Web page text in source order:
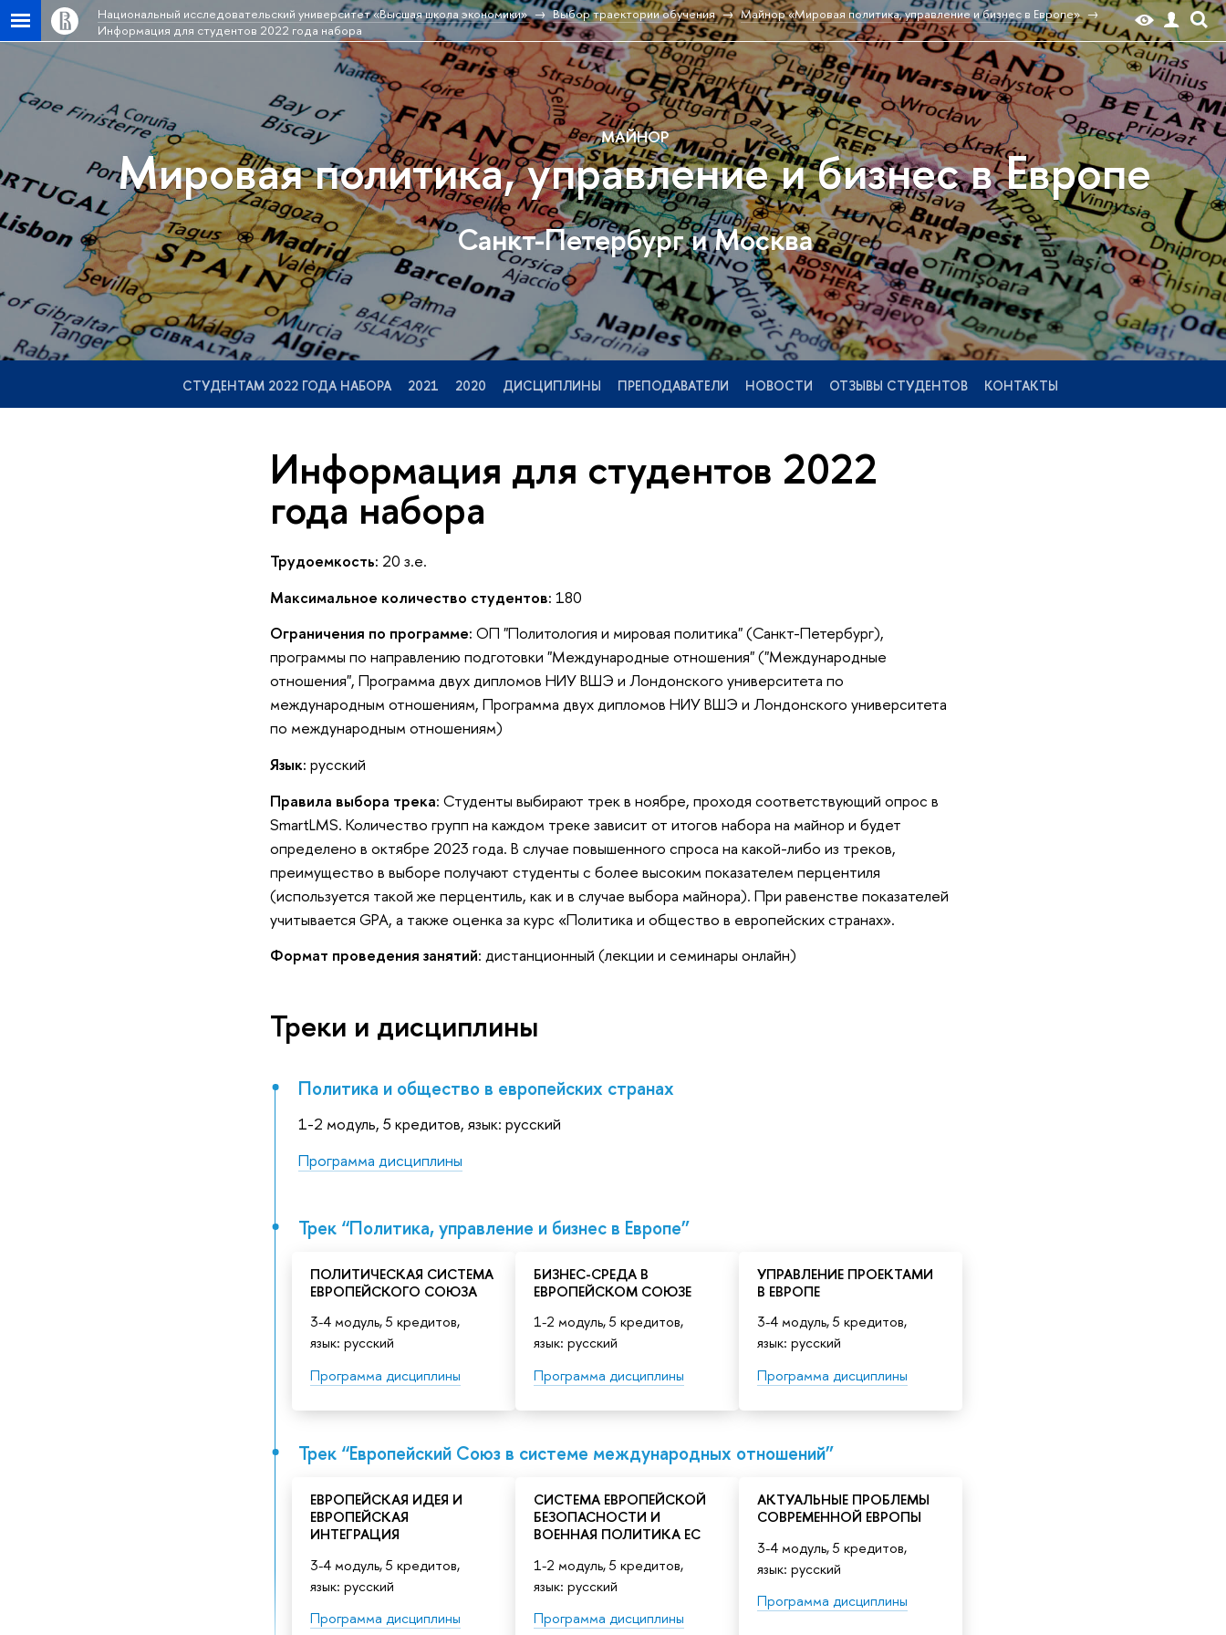
Национальный исследовательский университет «Высшая школа экономики» Выбор траектории обучения
Майнор «Мировая политика, управление и бизнес в Европе»
Информация для студентов 2022 года набора
МАЙНОР
Мировая политика, управление и бизнес в Европе
Санкт-Петербург и Москва
СТУДЕНТАМ 2022 ГОДА НАБОРА 2021 2020 ДИСЦИПЛИНЫ ПРЕПОДАВАТЕЛИ НОВОСТИ ОТЗЫВЫ СТУДЕНТОВ КОНТАКТЫ
Информация для студентов 2022
года набора
Трудоемкость: 20 з.e.
Максимальное количество студентов: 180
Ограничения по программе: ОП "Политология и мировая политика" (Санкт-Петербург),
программы по направлению подготовки "Международные отношения" ("Международные
отношения", Программа двух дипломов НИУ ВШЭ и Лондонского университета по
международным отношениям, Программа двух дипломов НИУ ВШЭ и Лондонского университета
по международным отношениям)
Язык: русский
Правила выбора трека: Студенты выбирают трек в ноябре, проходя соответствующий опрос в
SmartLMS. Количество групп на каждом треке зависит от итогов набора на майнор и будет
определено в октябре 2023 года. В случае повышенного спроса на какой-либо из треков,
преимущество в выборе получают студенты с более высоким показателем перцентиля
(используется такой же перцентиль, как и в случае выбора майнора). При равенстве показателей
учитывается GPA, а также оценка за курс «Политика и общество в европейских странах».
Формат проведения занятий: дистанционный (лекции и семинары онлайн)
Треки и дисциплины
Политика и общество в европейских странах
1-2 модуль, 5 кредитов, язык: русский
Программа дисциплины
Трек “Политика, управление и бизнес в Европе”
ПОЛИТИЧЕСКАЯ СИСТЕМА
ЕВРОПЕЙСКОГО СОЮЗА
3-4 модуль, 5 кредитов,
язык: русский
Программа дисциплины
БИЗНЕС-СРЕДА В
ЕВРОПЕЙСКОМ СОЮЗЕ
1-2 модуль, 5 кредитов,
язык: русский
Программа дисциплины
УПРАВЛЕНИЕ ПРОЕКТАМИ
В ЕВРОПЕ
3-4 модуль, 5 кредитов,
язык: русский
Программа дисциплины
Трек “Европейский Союз в системе международных отношений”
ЕВРОПЕЙСКАЯ ИДЕЯ И
ЕВРОПЕЙСКАЯ
ИНТЕГРАЦИЯ
3-4 модуль, 5 кредитов,
язык: русский
Программа дисциплины
СИСТЕМА ЕВРОПЕЙСКОЙ
БЕЗОПАСНОСТИ И
ВОЕННАЯ ПОЛИТИКА ЕС
1-2 модуль, 5 кредитов,
язык: русский
Программа дисциплины
АКТУАЛЬНЫЕ ПРОБЛЕМЫ
СОВРЕМЕННОЙ ЕВРОПЫ
3-4 модуль, 5 кредитов,
язык: русский
Программа дисциплины